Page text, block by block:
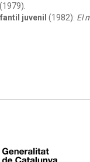
(1979).
juvenil (1982): El